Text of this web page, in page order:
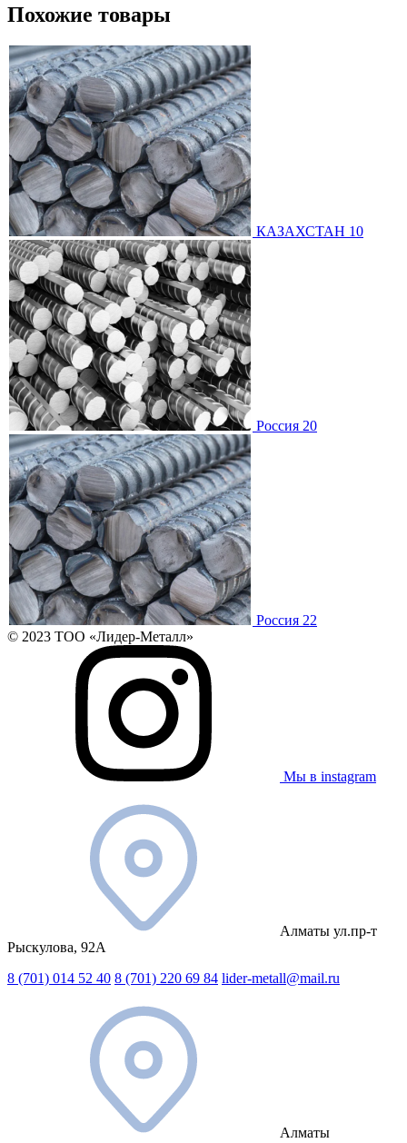
Похожие товары
КАЗАХСТАН 10
Россия 20
Россия 22
© 2023 ТОО «Лидер-Металл»
Мы в instagram
Алматы ул.пр-т
Рыскулова, 92А
8 (701) 014 52 40 8 (701) 220 69 84 lider-metall@mail.ru
Алматы